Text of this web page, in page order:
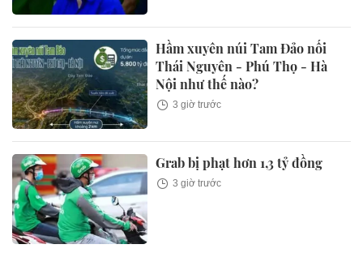
Hầm xuyên núi Tam Đảo nối
Thái Nguyên - Phú Thọ - Hà
Nội như thế nào?
3 giờ trước
Grab bị phạt hơn 1,3 tỷ đồng
3 giờ trước